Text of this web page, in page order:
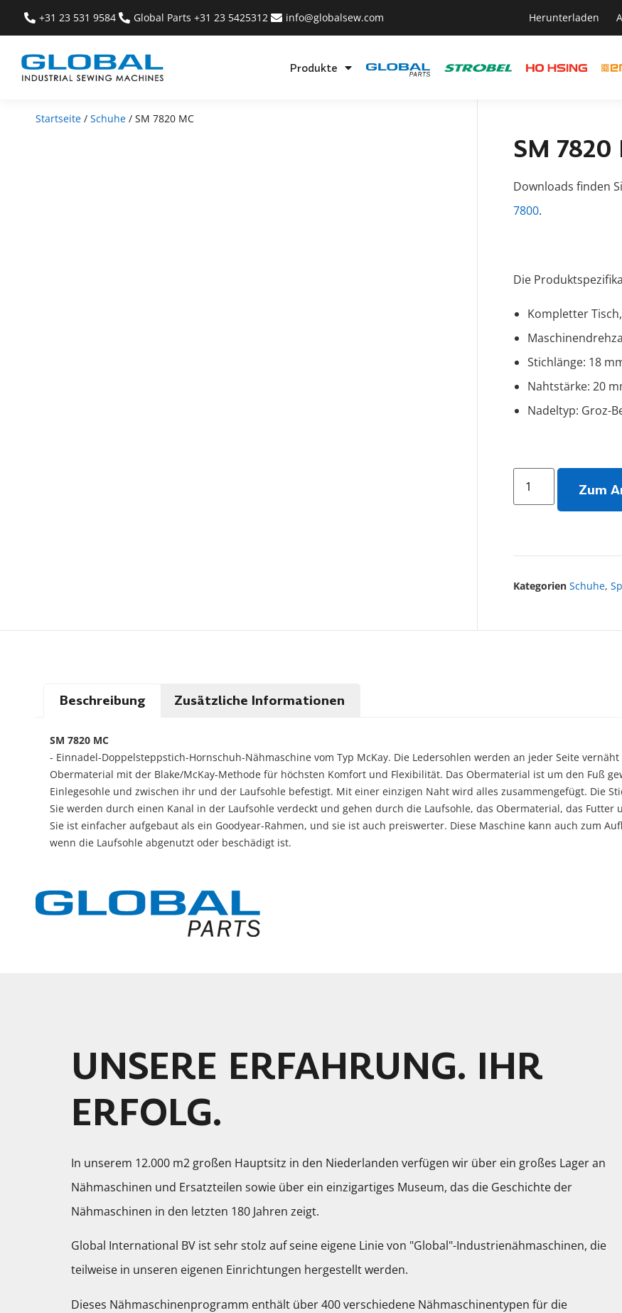
+31 23 531 9584 Global Parts +31 23 5425312 info@globalsew.com Herunterladen
Produkte
Startseite / Schuhe / SM 7820 MC
SM 7820
Downloads finden
7800.
Die
Kompletter
Stichlänge: 18
Nahtstärke: 20
Nadeltyp: Groz-
Zum
Kategorien Schuhe,
Beschreibung Zusätzliche Informationen
SM 7820 MC
- Einnadel-Doppelsteppstich-Hornschuh-Nähmaschine vom Typ McKay. Die Ledersohlen werden an jeder Seite vernäht
Obermaterial mit der Blake/McKay-Methode für höchsten Komfort und Flexibilität. Das Obermaterial ist um den Fuß
Einlegesohle und zwischen ihr und der Laufsohle befestigt. Mit einer einzigen Naht wird alles zusammengefügt. Die
Sie werden durch einen Kanal in der Laufsohle verdeckt und gehen durch die Laufsohle, das Obermaterial, das Futter
Sie ist einfacher aufgebaut als ein Goodyear-Rahmen, und sie ist auch preiswerter. Diese Maschine kann auch zum
wenn die Laufsohle abgenutzt oder beschädigt ist.
UNSERE ERFAHRUNG. IHR
ERFOLG.
In unserem 12.000 m2 großen Hauptsitz in den Niederlanden verfügen wir über ein großes Lager an
Nähmaschinen und Ersatzteilen sowie über ein einzigartiges Museum, das die Geschichte der
Nähmaschinen in den letzten 180 Jahren zeigt.
Global International BV ist sehr stolz auf seine eigene Linie von "Global"-Industrienähmaschinen, die
teilweise in unseren eigenen Einrichtungen hergestellt werden.
Dieses Nähmaschinenprogramm enthält über 400 verschiedene Nähmaschinentypen für die